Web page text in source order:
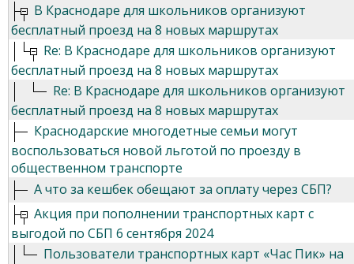
В Краснодаре для школьников организуют
бесплатный проезд на 8 новых маршрутах
Re: В Краснодаре для школьников организуют
бесплатный проезд на 8 новых маршрутах
Re: В Краснодаре для школьников организуют
бесплатный проезд на 8 новых маршрутах
Краснодарские многодетные семьи могут
воспользоваться новой льготой по проезду в
общественном транспорте
А что за кешбек обещают за оплату через СБП?
Акция при пополнении транспортных карт с
выгодой по СБП 6 сентября 2024
Пользователи транспортных карт «Час Пик» на